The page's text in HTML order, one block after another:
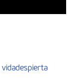
vidadespierta